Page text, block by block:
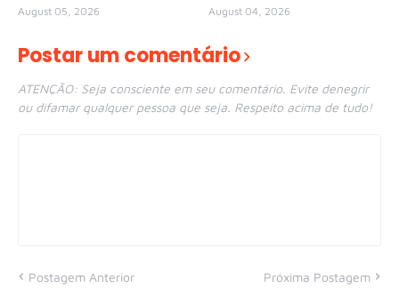
August 05, 2026 August 04, 2026
Postar um comentário
ATENÇÃO: Seja consciente em seu comentário. Evite denegrir
ou difamar qualquer pessoa que seja. Respeito acima de tudo!
Postagem Anterior Próxima Postagem